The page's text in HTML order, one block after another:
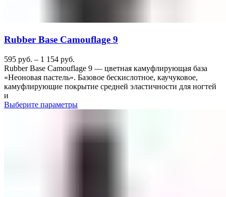
Rubber Base Camouflage 9
595 руб. – 1 154 руб.
Rubber Base Camouflage 9 — цветная камуфлирующая база
«Неоновая пастель». Базовое бескислотное, каучуковое,
камуфлирующие покрытие средней эластичности для ногтей
и
Выберите параметры